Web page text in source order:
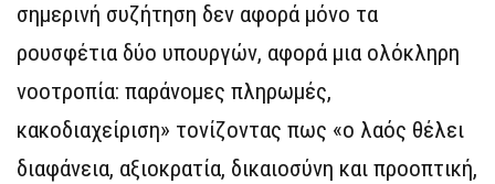
σημερινή συζήτηση δεν αφορά μόνο τα
ρουσφέτια δύο υπουργών, αφορά μια ολόκληρη
νοοτροπία: παράνομες πληρωμές,
κακοδιαχείριση» τονίζοντας πως «ο λαός θέλει
διαφάνεια, αξιοκρατία, δικαιοσύνη και προοπτική,